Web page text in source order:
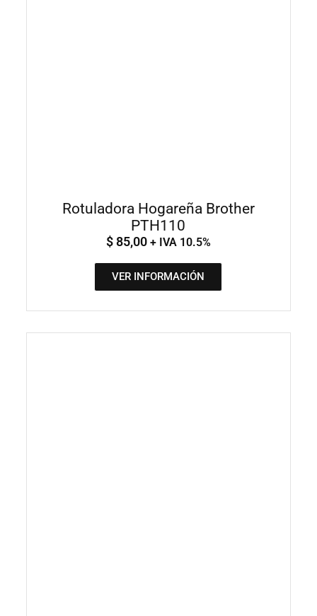
Rotuladora Hogareña Brother
PTH110
$85,00+ IVA 10.5%
VER INFORMACIÓN